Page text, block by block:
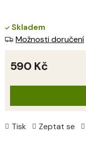
Tisk Zeptat se
Skladem
Možnosti doručení
590 Kč